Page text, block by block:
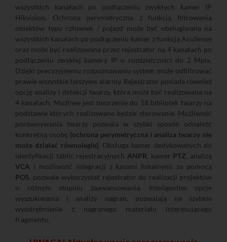
wszystkich kanałach po podłączeniu zwykłych kamer IP
Hikvision. Ochrona perymetryczna z funkcją filtrowania
obiektów typu człowiek / pojazd może być obsługiwana na
wszystkich kanałach po podłączeniu kamer z funkcją AcuSense
oraz może być realizowana przez rejestrator na 4 kanałach po
podłączeniu zwykłej kamery IP o rozdzielczości do 2 Mpix.
Dzięki precyzyjnemu rozpoznawaniu system może odfiltrować
prawie wszystkie fałszywe alarmy. Rejestrator posiada również
opcję analizy i detekcji twarzy, która może być realizowana na
4 kanałach. Możliwe jest tworzenie do 16 bibliotek twarzy na
podstawie których realizowane będzie sterowanie. Możliwość
porównywania twarzy pozwala w szybki sposób odnaleźć
konkretną osobę (ochrona perymetryczna i analiza twarzy nie
może działać równolegle). Obsługa kamer dedykowanych do
identyfikacji tablic rejestracyjnych ANPR, kamer PTZ, analizą
VCA i możliwość integracji z kasami fiskalnymi za pomocą
POS, pozwala wykorzystać rejestrator do realizacji projektów
o różnym stopniu zaawansowania. Inteligentne opcje
wyszukiwania i analizy nagrań, pozwalają na szybkie
wyodrębnienie z nagranego materiału interesującego
fragmentu.